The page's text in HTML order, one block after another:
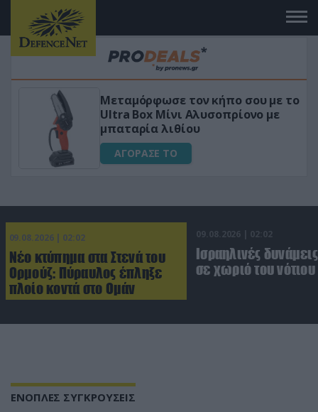
«Μαγική» φόρμουλα τριβόλι + VIP
για αύξηση της λίμπιντο
ΑΓΟΡΑΣΕ ΤΟ
09.08.2026 | 02:02
Νέο κτύπημα στα Στενά του
Ορμούζ: Πύραυλος έπληξε
πλοίο κοντά στο Ομάν
09.08.2026 | 02:02
Ισραηλινές
σε χωριό του
ΕΝΟΠΛΕΣ ΣΥΓΚΡΟΥΣΕΙΣ